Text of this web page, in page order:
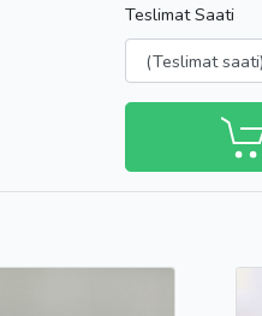
Teslimat Saati